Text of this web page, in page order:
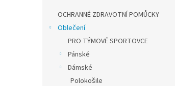
OCHRANNÉ ZDRAVOTNÍ POMŮCKY
Oblečení
PRO TÝMOVÉ SPORTOVCE
Pánské
Dámské
Polokošile